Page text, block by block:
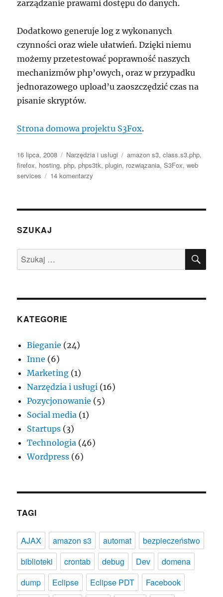
zarządzanie prawami dostępu do danych.
Dodatkowo generuje log z wykonanych
czynności oraz wiele ułatwień. Dzięki niemu
możemy przetestować poprawność naszych
mechanizmów php’owych, oraz w przypadku
jednorazowego upload’u zaoszczędzić czas na
pisanie skryptów.
Strona domowa projektu S3Fox.
Data
publikacji
16 lipca, 2008 Kategorie
Narzędzia i usługi Tagi
amazon s3,class.s3.php,
firefox, hosting,php,phps3tk,plugin, rozwiązania,S3Fox,web
services
14 komentarzy
–
hosting
aplikacji.
SZUKAJ
Szukaj:
KATEGORIE
Bieganie (24)
Inne (6)
Marketing (1)
Narzędzia i usługi (16)
Pozycjonowanie (5)
Social media (1)
Startups (3)
Technologia (46)
Wordpress (6)
TAGI
AJAX amazon s3 automat
bezpieczeństwo
biblioteki
crontab debug Dev
domena
dump
Eclipse Eclipse PDT
Facebook